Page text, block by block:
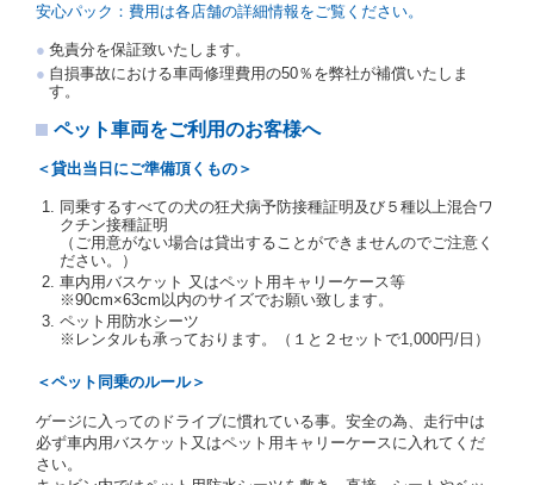
の運転免許証を提示するものとします。
交通局長通達「レンタカーに関する基本通達」（自
旅第138号 平成7年6月13日）の２．(10)及び(11)の
注２）運転免許証とは、道路交通法第９２条に規定
される運転免許証のうち、道路交通法施行規則第１
９条別記様式第１４の書式の運転免許証をいいま
す。
当社は、貸渡契約の締結にあたり、借受人及び運転者
に対し、運転免許証のほかに本人確認ができる書類の
提示を求め、及び提出された書類の写しをとることが
あります。
当社は、貸渡契約の締結にあたり、借受期間中に借受
人及び運転者と連絡するための携帯電話番号等の告知
を求めます。
レジットカード若しくは現金による支払いを求め、又
借受人は契約後の借受期間の延長はできないものとし
ます。
当社は、借受人又は運転者が前3項に従わない場合
安心パック：費用は各店舗の詳細情報をご覧ください。
免責分を保証致いたします。
自損事故における車両修理費用の50％を弊社が補償いたしま
す。
ペット車両をご利用のお客様へ
＜貸出当日にご準備頂くもの＞
同乗するすべての犬の狂犬病予防接種証明及び５種以上混合ワ
クチン接種証明
（ご用意がない場合は貸出することができませんのでご注意く
ださい。）
車内用バスケット 又はペット用キャリーケース等
※90cm×63cm以内のサイズでお願い致します。
ペット用防水シーツ
※レンタルも承っております。（１と２セットで1,000円/日）
＜ペット同乗のルール＞
ゲージに入ってのドライブに慣れている事。安全の為、走行中は
必ず車内用バスケット又はペット用キャリーケースに入れてくだ
さい。